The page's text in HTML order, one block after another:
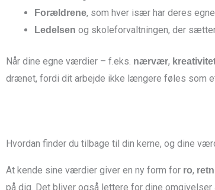
Forældrene, som hver især har deres
Ledelsen og skoleforvaltningen, der
Når dine egne værdier – f.eks. nærvær,
drænet, fordi dit arbejde ikke længere føles som
Hvordan finder du tilbage til din kerne, og dine
At kende sine værdier giver en ny form for ro,
på dig. Det bliver også lettere for dine